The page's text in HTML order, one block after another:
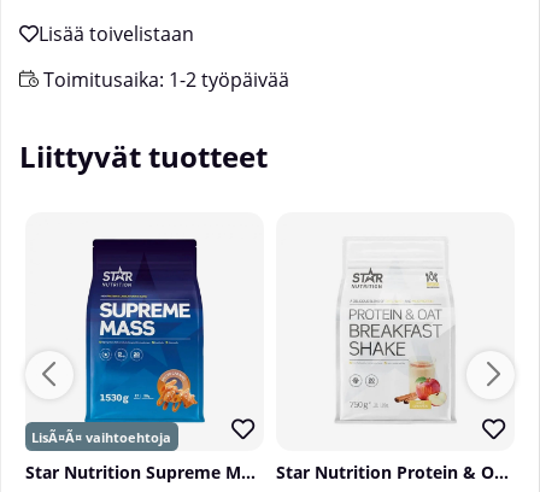
Toimitusaika: 1-2 työpäivää
Liittyvät tuotteet
Star Nutrition Supreme Mass, 1530 g Star Nutrition Protein & Oat Breakfast Shake, 750 g